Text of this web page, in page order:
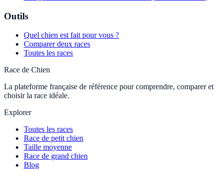
Outils
Quel chien est fait pour vous ?
Comparer deux races
Toutes les races
Race de Chien
La plateforme française de référence pour comprendre, comparer et
choisir la race idéale.
Explorer
Toutes les races
Race de petit chien
Taille moyenne
Race de grand chien
Blog